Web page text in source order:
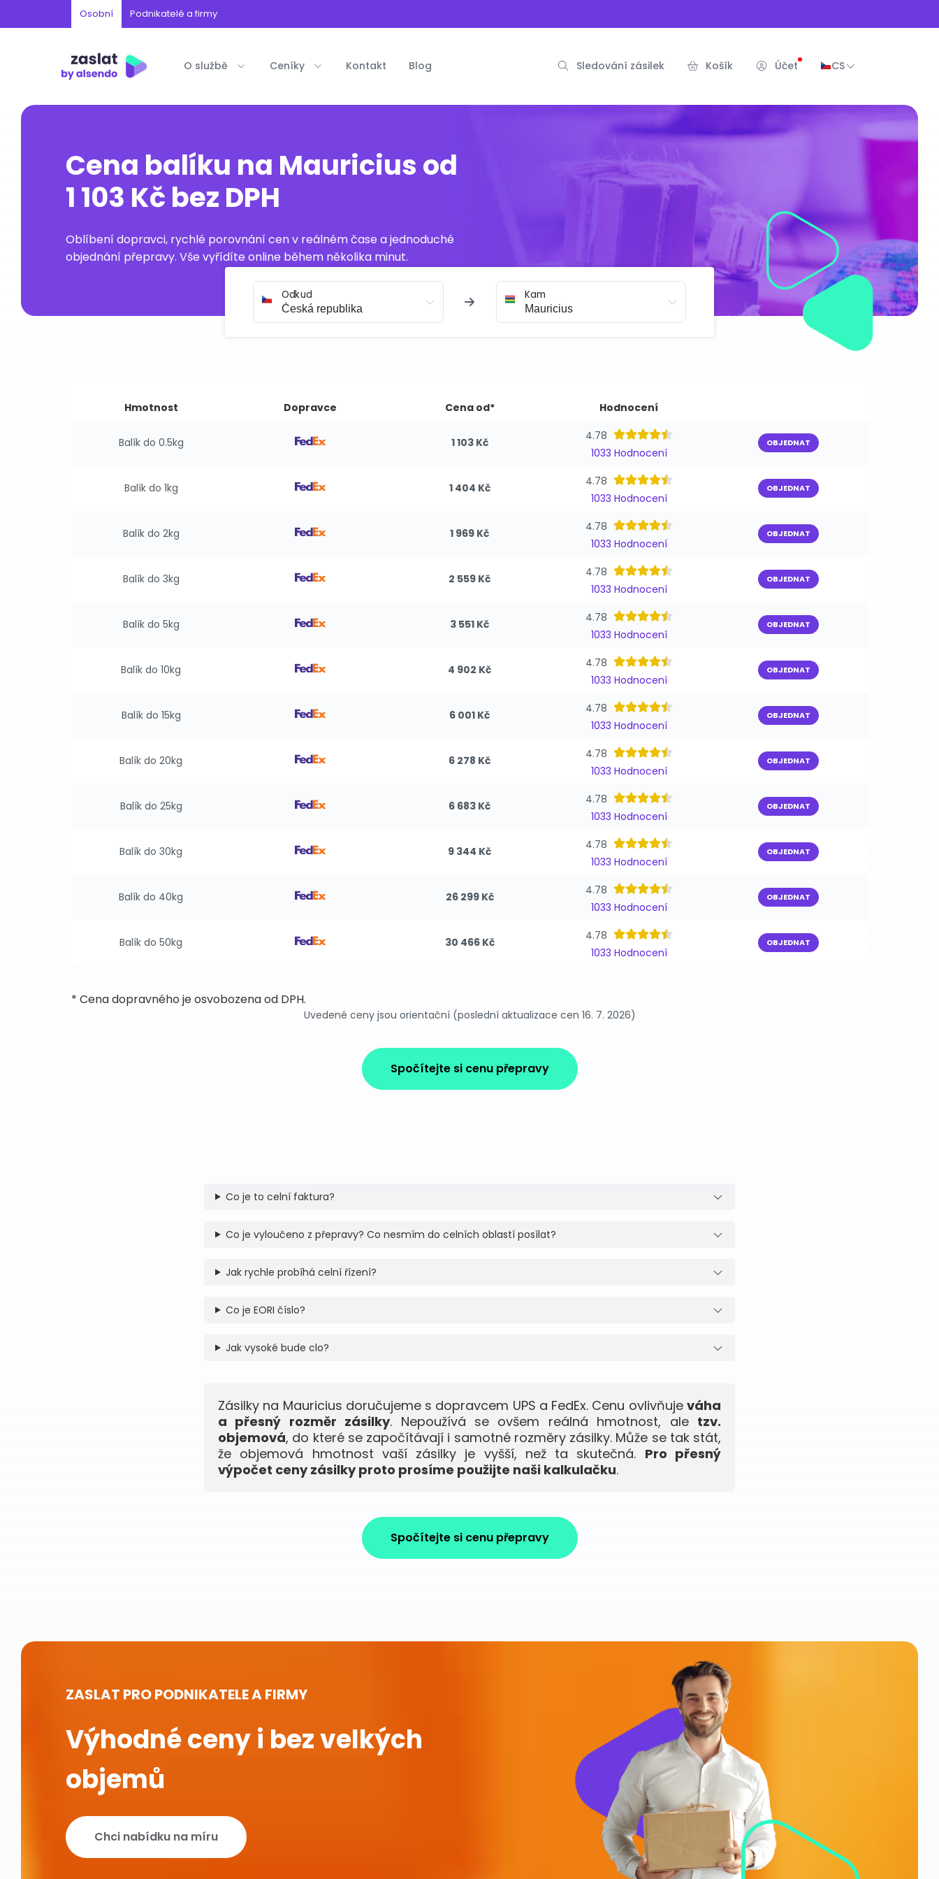
Osobní Podnikatelé a firmy
O službě Ceníky Kontakt Blog Sledování zásilek Košík Účet CS
Cena balíku na Mauricius od
1 103 Kč bez DPH
Oblíbení dopravci, rychlé porovnání cen v reálném čase a jednoduché
objednání přepravy. Vše vyřídíte online během několika minut.
Odkud Kam
Hmotnost Dopravce Cena od* Hodnocení
Balík do 0.5kg 1 103 Kč
4.78
1033 Hodnocení
OBJEDNAT
Balík do 1kg 1 404 Kč
4.78
1033 Hodnocení
OBJEDNAT
Balík do 2kg 1 969 Kč
4.78
1033 Hodnocení
OBJEDNAT
Balík do 3kg 2 559 Kč
4.78
1033 Hodnocení
OBJEDNAT
Balík do 5kg 3 551 Kč
4.78
1033 Hodnocení
OBJEDNAT
Balík do 10kg 4 902 Kč
4.78
1033 Hodnocení
OBJEDNAT
Balík do 15kg 6 001 Kč
4.78
1033 Hodnocení
OBJEDNAT
Balík do 20kg 6 278 Kč
4.78
1033 Hodnocení
OBJEDNAT
Balík do 25kg 6 683 Kč
4.78
1033 Hodnocení
OBJEDNAT
Balík do 30kg 9 344 Kč
4.78
1033 Hodnocení
OBJEDNAT
Balík do 40kg 26 299 Kč
4.78
1033 Hodnocení
OBJEDNAT
Balík do 50kg 30 466 Kč
4.78
1033 Hodnocení
OBJEDNAT
* Cena dopravného je osvobozena od DPH.
Uvedené ceny jsou orientační (poslední aktualizace cen 16. 7. 2026)
Spočítejte si cenu přepravy
Co je to celní faktura?
Co je vyloučeno z přepravy? Co nesmím do celních oblastí posílat?
Jak rychle probíhá celní řízení?
Co je EORI číslo?
Jak vysoké bude clo?
Zásilky na Mauricius doručujeme s dopravcem UPS a FedEx. Cenu ovlivňuje váha
a přesný rozměr zásilky. Nepoužívá se ovšem reálná hmotnost, ale tzv.
objemová, do které se započítávají i samotné rozměry zásilky. Může se tak stát,
že objemová hmotnost vaší zásilky je vyšší, než ta skutečná. Pro přesný
výpočet ceny zásilky proto prosíme použijte naši kalkulačku.
Spočítejte si cenu přepravy
ZASLAT PRO PODNIKATELE A FIRMY
Výhodné ceny i bez velkých
objemů
Chci nabídku na míru